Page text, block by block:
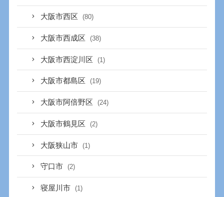
大阪市西区 (80)
大阪市西成区 (38)
大阪市西淀川区 (1)
大阪市都島区 (19)
大阪市阿倍野区 (24)
大阪市鶴見区 (2)
大阪狭山市 (1)
守口市 (2)
寝屋川市 (1)